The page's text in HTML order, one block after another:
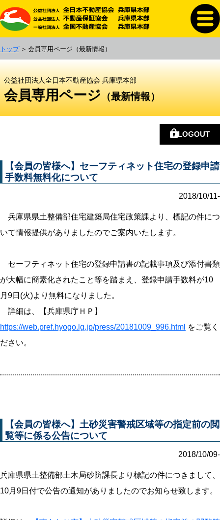
トップ 会員専用ページ （最新情報）
公益社団法人全日本不動産協会 兵庫県本部
会員専用ページ （最新情報）
LOGOUT
【会員の皆様へ】セーフティネット住宅の登録申請
手数料無料化について
2018/10/11-
兵庫県県土整備部住宅建築局住宅政策課より、標記の件につ
いて情報提供がありましたのでご案内いたします。
セーフティネット住宅の登録申請書の記載事項及び添付書類
が大幅に簡素化されたこと等を踏まえ、登録申請手数料が10
月9日(火)より無料になりました。
詳細は、【兵庫県庁ＨＰ】
https://web.pref.hyogo.lg.jp/press/20181009_996.html をご覧く
ださい。
【会員の皆様へ】土砂災害警戒区域等の指定前の閲
覧等に係る公告について
2018/10/09-
兵庫県県土整備部土木局砂防課長より標記の件につきまして、
10月9日付で公告の通知がありましたのでお知らせ致します。